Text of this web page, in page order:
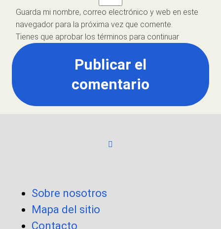
Guarda mi nombre, correo electrónico y web en este
navegador para la próxima vez que comente.
Tienes que aprobar los términos para continuar
Publicar el
comentario
Sobre nosotros
Mapa del sitio
Contacto